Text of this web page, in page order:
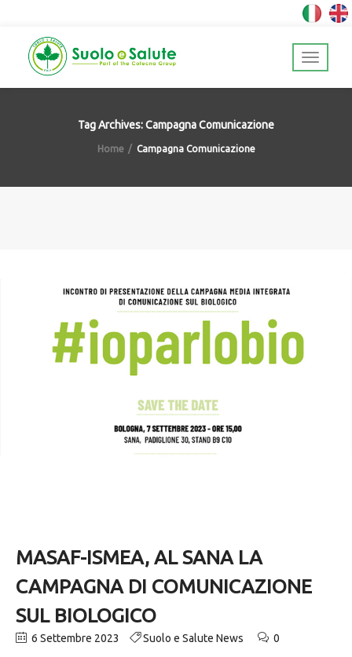
Tag Archives: Campagna Comunicazione
Home Campagna Comunicazione
MASAF-ISMEA, AL SANA LA
CAMPAGNA DI COMUNICAZIONE
SUL BIOLOGICO
6 Settembre 2023 Suolo e Salute News 0